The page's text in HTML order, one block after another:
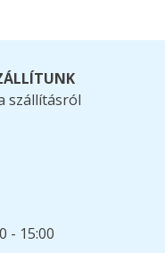
szállításról
- 15:00